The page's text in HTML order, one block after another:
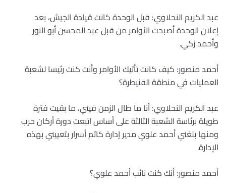
عبد الكريم النحلاوي: قبل الوحدة كانت قيادة الجيش، بعد
إعلان الوحدة أصبحت الأوامر من قبل عبد المحسن أبو النور
وأحمد زكي.
أحمد منصور: كيف كانت تأتيك الأوامر وأنت كنت رئيسا لشعبة
العمليات في منطقة القنيطرة؟
عبد الكريم النحلاوي: أنا ما طال الزمن فيني، ما بقيت فترة
طويلة برئاسة الشعبة الثالثة على أساس اتبعت دورة أركان حرب
ومنها بلغني أحمد علوي مدير إدارة كاتم أسرار بتعييني بهذه
الإدارة.
أحمد منصور: أنك كنت نائب أحمد علوي؟